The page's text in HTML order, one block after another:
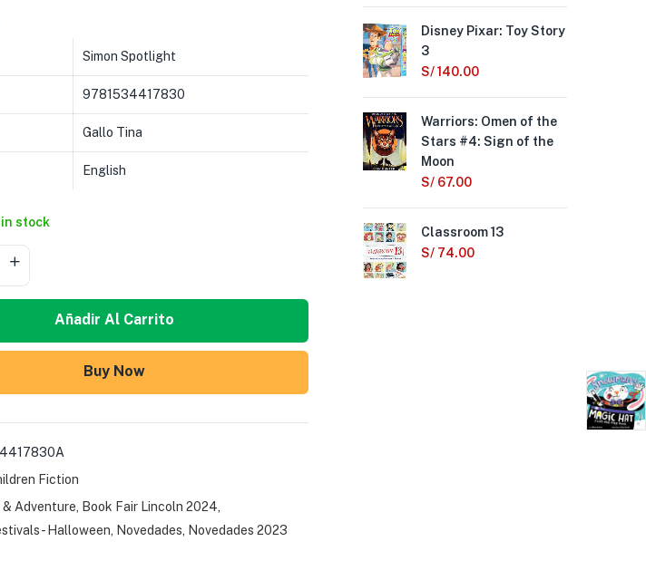
Simon Spotlight
9781534417830
Gallo Tina
English
in stock
Añadir Al Carrito
Buy Now
Fiction
Adventure Book Fair Lincoln 2024
- Halloween
Novedades Novedades 2023
Disney Pixar: Toy Story
3
S/140.00
Warriors: Omen of the
Stars #4: Sign of the
Moon
S/ 67.00
Classroom 13
S/ 74.00